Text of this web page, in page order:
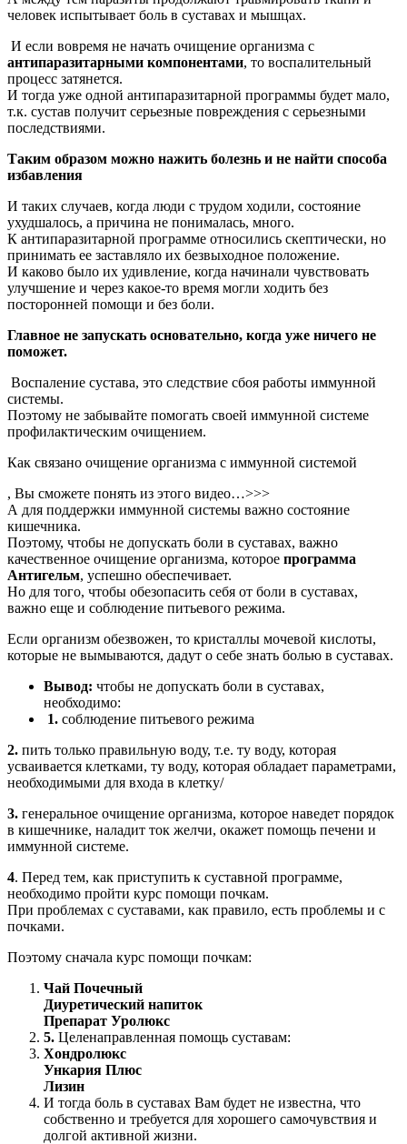
человек испытывает боль в суставах и мышцах.
И если вовремя не начать очищение организма с
антипаразитарными компонентами, то воспалительный
процесс затянется.
И тогда уже одной антипаразитарной программы будет мало,
т.к. сустав получит серьезные повреждения с серьезными
последствиями.
Таким образом можно нажить болезнь и не найти способа
избавления
И таких случаев, когда люди с трудом ходили, состояние
ухудшалось, а причина не понималась, много.
К антипаразитарной программе относились скептически, но
принимать ее заставляло их безвыходное положение.
И каково было их удивление, когда начинали чувствовать
улучшение и через какое-то время могли ходить без
посторонней помощи и без боли.
Главное не запускать основательно, когда уже ничего не
поможет.
Воспаление сустава, это следствие сбоя работы иммунной
системы.
Поэтому не забывайте помогать своей иммунной системе
профилактическим очищением.
Как связано очищение организма с иммунной системой
, Вы сможете понять из этого видео…>>>
А для поддержки иммунной системы важно состояние
кишечника.
Поэтому, чтобы не допускать боли в суставах, важно
качественное очищение организма, которое программа
Антигельм, успешно обеспечивает.
Но для того, чтобы обезопасить себя от боли в суставах,
важно еще и соблюдение питьевого режима.
Если организм обезвожен, то кристаллы мочевой кислоты,
которые не вымываются, дадут о себе знать болью в суставах.
Вывод: чтобы не допускать боли в суставах,
необходимо:
1. соблюдение питьевого режима
2. пить только правильную воду, т.е. ту воду, которая
усваивается клетками, ту воду, которая обладает параметрами,
необходимыми для входа в клетку/
3. генеральное очищение организма, которое наведет порядок
в кишечнике, наладит ток желчи, окажет помощь печени и
иммунной системе.
4. Перед тем, как приступить к суставной программе,
необходимо пройти курс помощи почкам.
При проблемах с суставами, как правило, есть проблемы и с
почками.
Поэтому сначала курс помощи почкам:
Чай Почечный
Диуретический напиток
Препарат Уролюкс
5. Целенаправленная помощь суставам:
Хондролюкс
Ункария Плюс
Лизин
И тогда боль в суставах Вам будет не известна, что
собственно и требуется для хорошего самочувствия и
долгой активной жизни.